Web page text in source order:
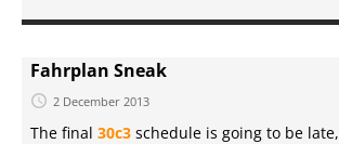
Fahrplan Sneak
2 December 2013
The final 30c3 schedule is going to be